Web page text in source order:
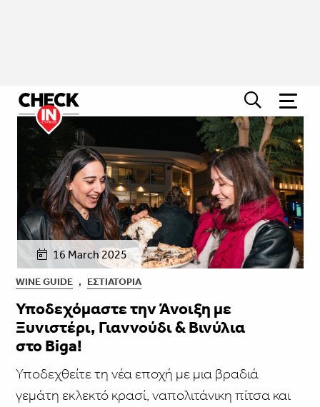
16 March 2025
WINE GUIDE , ΕΣΤΙΑΤΌΡΙΑ
Υποδεχόμαστε την Άνοιξη με
Ξυνιστέρι, Γιαννούδι & Βινύλια
στο Biga!
Υποδεχθείτε τη νέα εποχή με μια βραδιά
γεμάτη εκλεκτό κρασί, ναπολιτάνικη πίτσα και